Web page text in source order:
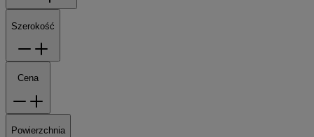
Szerokość
Cena
Powierzchnia